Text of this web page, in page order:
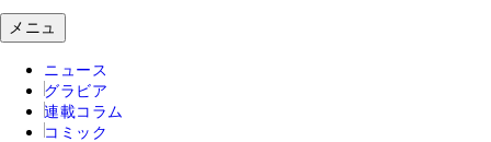
メニュ
ニュース
グラビア
連載コラム
コミック